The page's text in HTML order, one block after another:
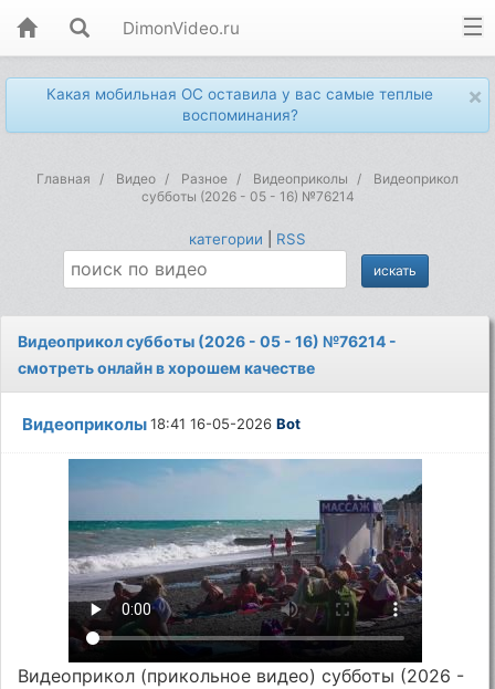
DimonVideo.ru
×
Какая мобильная ОС оставила у вас самые теплые
воспоминания?
Главная Видео Разное Видеоприколы
Видеоприкол
субботы (2026 - 05 - 16) №76214
категории RSS
Видеоприкол субботы (2026 - 05 - 16) №76214 -
смотреть онлайн в хорошем качестве
Видеоприколы18:41 16-05-2026Bot
Видеоприкол (прикольное видео) субботы (2026 -